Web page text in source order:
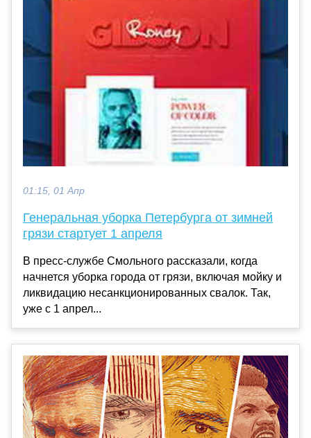
01:15, 01 Апр
Генеральная уборка Петербурга от зимней
грязи стартует 1 апреля
В пресс-службе Смольного рассказали, когда
начнется уборка города от грязи, включая мойку и
ликвидацию несанкционированных свалок. Так,
уже с 1 апрел...